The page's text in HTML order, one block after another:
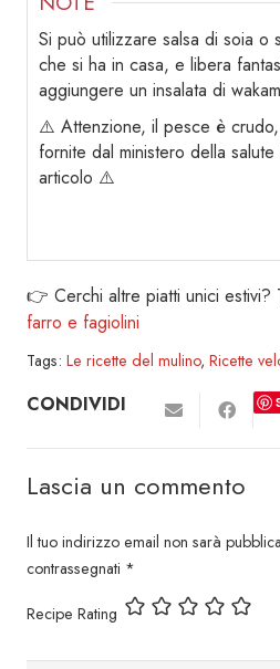
Si può utilizzare salsa di soia o
che si ha in casa, e libera
aggiungere un insalata di
⚠️ Attenzione, il pesce è
fornite dal ministero della
articolo ⚠️
👉 Cerchi altre piatti unici estivi?
farro e fagiolini
Tags: Le ricette del mulino, Ricette
CONDIVIDI
Lascia un commento
Il tuo indirizzo email non sarà
contrassegnati *
Recipe Rating